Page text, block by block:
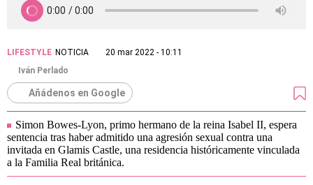
LIFESTYLE NOTICIA
20 mar 2022 - 10:11
Iván Perlado
Añádenos en Google
Simon Bowes-Lyon, primo hermano de la reina Isabel II, espera
sentencia tras haber admitido una agresión sexual contra una
invitada en Glamis Castle, una residencia históricamente vinculada
a la Familia Real británica.